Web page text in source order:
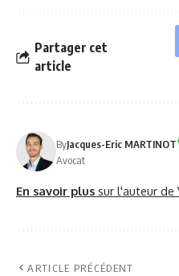
Partager cet
article
ByJacques-Eric MARTINOT
Avocat
En savoir plus sur l'auteur de
ARTICLE PRÉCÉDENT